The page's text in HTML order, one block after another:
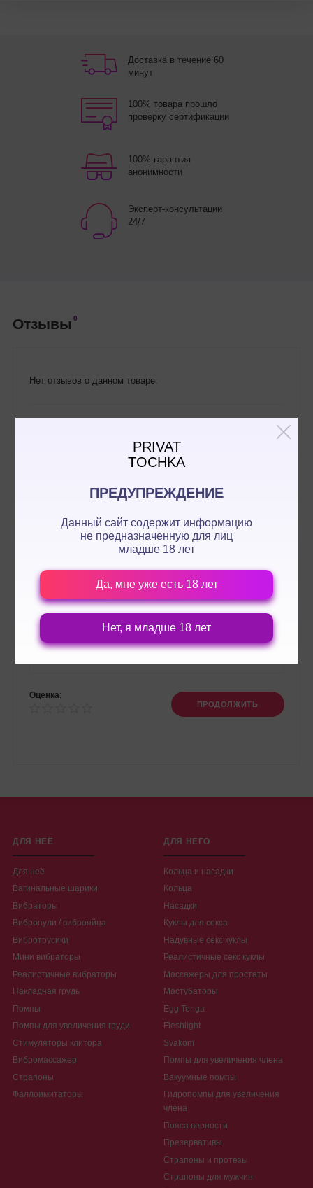
PRIVAT
TOCHKA
ПРЕДУПРЕЖДЕНИЕ
Данный сайт содержит информацию
не предназначенную для лиц
младше 18 лет
Да, мне уже есть 18 лет
Нет, я младше 18 лет
Доставка в течение 60
минут
100% товара прошло
проверку сертификации
100% гарантия
анонимности
Эксперт-консультации
24/7
Отзывы 0
Нет отзывов о данном товаре.
Оценка:
ПРОДОЛЖИТЬ
ДЛЯ НЕЁ
Для неё
Вагинальные шарики
Вибраторы
Вибропули / виброяйца
Вибротрусики
Мини вибраторы
Реалистичные вибраторы
Накладная грудь
Помпы
Помпы для увеличения груди
Стимуляторы клитора
Вибромассажер
Страпоны
Фаллоимитаторы
ДЛЯ НЕГО
Кольца и насадки
Кольца
Насадки
Куклы для секса
Надувные секс куклы
Реалистичные секс куклы
Массажеры для простаты
Мастубаторы
Egg Tenga
Fleshlight
Svakom
Помпы для увеличения члена
Вакуумные помпы
Гидропомпы для увеличения
члена
Пояса верности
Презервативы
Страпоны и протезы
Страпоны для мужчин